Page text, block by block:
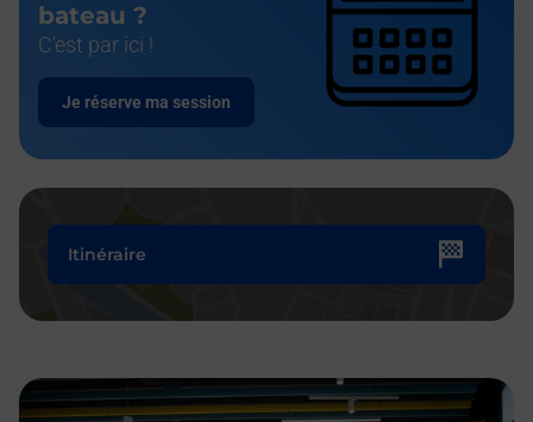
bateau ?
C'est par ici !
Je réserve ma session
Itinéraire